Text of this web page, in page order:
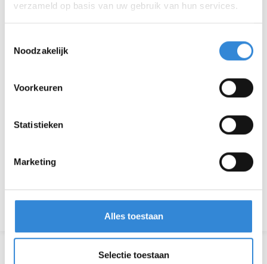
verzameld op basis van uw gebruik van hun services.
Noodzakelijk
Voorkeuren
Statistieken
Marketing
Alles toestaan
Selectie toestaan
Informatie
Locatie
Op locatie
Thema
Sport & spel
Terug naar het overzicht